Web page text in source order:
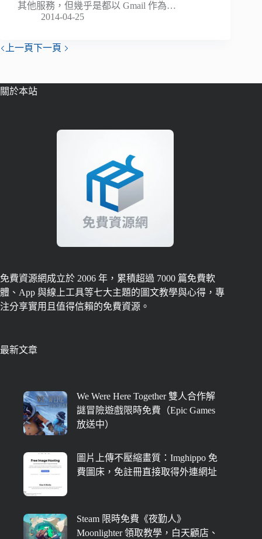
其他服務，但幾乎是都以 Gmail 作為…
2014-04-25
上一頁下一頁
關於本站
免費資源網成立於 2006 年，累積超過 7000 篇免費軟
體、App 與線上工具等七大主題的圖文教學與心得，專
注分享實用且值得信賴的免費資源。
最新文章
We Were Here Together 雙人合作解
謎冒險遊戲限時免費（Epic Games
放送中）
圖片上傳不壓縮畫質：Imghippo 免
費圖床，免註冊直接取得外連網址
Steam 限時免費《夜勤人》
Moonlighter 領取教學，白天顧店、